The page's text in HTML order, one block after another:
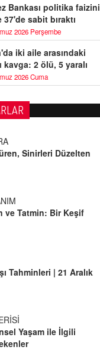
Bankası politika faizini
37'de sabit bıraktı
2026 Perşembe
iki aile arasındaki
kavga: 2 ölü, 5 yaralı
2026 Cuma
Sinirleri Düzelten
ve Tatmin: Bir Keşif
Tahminleri | 21 Aralık
Yaşam ile İlgili